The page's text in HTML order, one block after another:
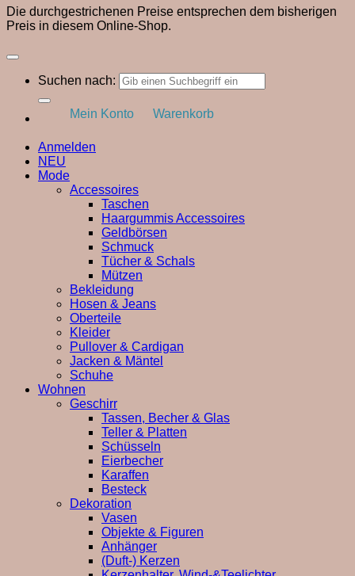
Die durchgestrichenen Preise entsprechen dem bisherigen
Preis in diesem Online-Shop.
Suchen nach:
Mein Konto Warenkorb
Anmelden
NEU
Mode
Accessoires
Taschen
Haargummis Accessoires
Geldbörsen
Schmuck
Tücher & Schals
Mützen
Bekleidung
Hosen & Jeans
Oberteile
Kleider
Pullover & Cardigan
Jacken & Mäntel
Schuhe
Wohnen
Geschirr
Tassen, Becher & Glas
Teller & Platten
Schüsseln
Eierbecher
Karaffen
Besteck
Dekoration
Vasen
Objekte & Figuren
Anhänger
(Duft-) Kerzen